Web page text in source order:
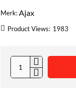
Merk: Ajax
Product Views: 1983